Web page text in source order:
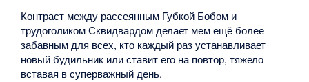
Контраст между рассеянным Губкой Бобом и
трудоголиком Сквидвардом делает мем ещё более
забавным для всех, кто каждый раз устанавливает
новый будильник или ставит его на повтор, тяжело
вставая в суперважный день.